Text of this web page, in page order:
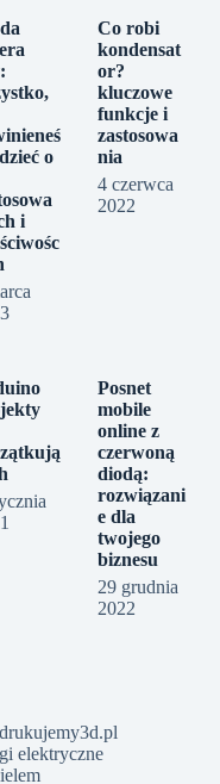
o
i
Co robi
kondensat
or?
kluczowe
funkcje i
zastosowa
nia
4 czerwca
2022
Posnet
mobile
online z
czerwoną
diodą:
rozwiązani
e dla
twojego
biznesu
29 grudnia
2022
elektryczne